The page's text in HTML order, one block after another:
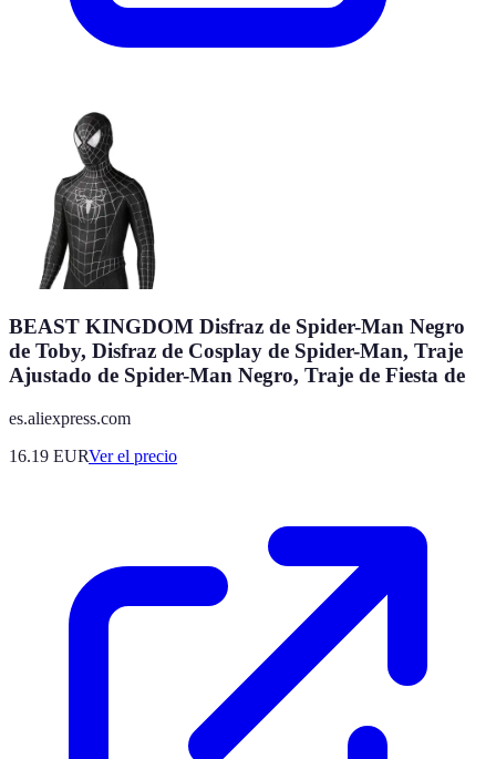
BEAST KINGDOM Disfraz de Spider-Man Negro
de Toby, Disfraz de Cosplay de Spider-Man, Traje
Ajustado de Spider-Man Negro, Traje de Fiesta de
es.aliexpress.com
16.19 EURVer el precio